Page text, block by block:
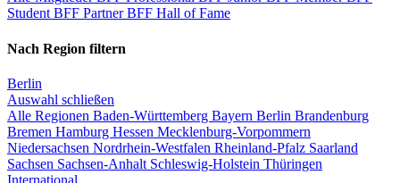
Student BFF PartnerBFF Hall of Fame
Nach Region filtern
Berlin
Auswahl schließen
Alle Regionen Baden-Württemberg Bayern Berlin Brandenburg
Bremen Hamburg Hessen Mecklenburg-Vorpommern
Niedersachsen Nordrhein-Westfalen Rheinland-Pfalz Saarland
Sachsen Sachsen-Anhalt Schleswig-Holstein Thüringen
International